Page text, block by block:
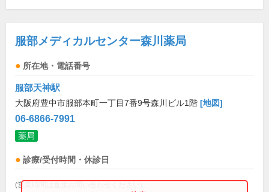
服部メディカルセンター森川薬局
所在地・電話番号
服部天神駅
大阪府豊中市服部本町一丁目7番9号森川ビル1階 [地図]
06-6866-7991
薬局
診療/受付時間・休診日
(営業時間は直接お問い合わせください)